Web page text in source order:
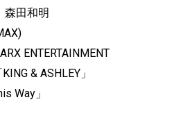
森田和明
ENTERTAINMENT
& ASHLEY」
Way」